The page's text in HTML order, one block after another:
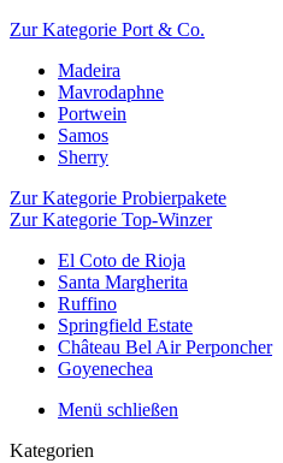
Zur Kategorie Port & Co.
Madeira
Mavrodaphne
Portwein
Samos
Sherry
Zur Kategorie Probierpakete
Zur Kategorie Top-Winzer
El Coto de Rioja
Santa Margherita
Ruffino
Springfield Estate
Château Bel Air Perponcher
Goyenechea
Menü schließen
Kategorien